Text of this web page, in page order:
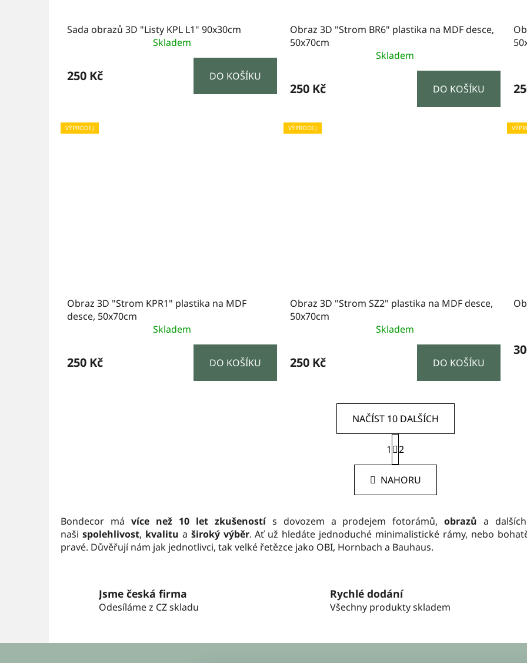
Sada obrazů 3D "Listy KPL L1" 90x30cm
Skladem
250 Kč DO KOŠÍKU
Obraz 3D "Strom BR6" plastika na MDF desce,
50x70cm
Skladem
250 Kč DO KOŠÍKU
VÝPRODEJ
Obraz 3D "Strom KPR1" plastika na MDF
desce, 50x70cm
Skladem
250 Kč DO KOŠÍKU
VÝPRODEJ
Obraz 3D "Strom SZ2" plastika na MDF desce,
50x70cm
Skladem
250 Kč DO KOŠÍKU
O
v
l
á
a
c
í
k
y
NAČÍST 10 DALŠÍCH
S
t
r
n
k
v
á
n
í
1 2
NAHORU
Bondecor má více než 10 let zkušenostís dovozem a prodejem fotorámů,obrazů a
naši spolehlivost, kvalitu a široký výběr. Ať už hledáte jednoduché minimalistické rámy, nebo
pravé. Důvěřují nám jak jednotlivci, tak velké řetězce jako OBI, Hornbach a Bauhaus.
Jsme česká firma
Odesíláme z CZ skladu
Rychlé dodání
Všechny produkty skladem